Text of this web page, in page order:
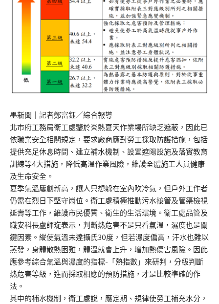
墨新聞 ｜記者鄭富鈺／綜合報導
北市府工務局衛工處鑒於炎熱夏天作業場所缺乏遮蔽，因此已
依職業安全相關規定，要求廠商應對勞工採取防護措施，包括
提供充足休息時間、建立補水機制、設置遮陽設施及落實教育
訓練等4大措施，降低高溫作業風險，維護全體施工人員健康
及生命安全。
夏季氣溫屢創新高，讓人只想躲在室內吹冷氣，但戶外工作者
仍需在烈日下堅守崗位。衛工處積極推動污水接管及管渠檢視
延壽等工作，維護市民優質、衛生的生活環境。衛工處品管及
職安科長盧師琁表示，判斷熱危害不是只看氣溫，濕度也是關
鍵因素。縱使氣溫未達攝氏30度，但若濕度偏高，汗水也難以
蒸發，身體散熱困難，體溫就會上升，增加熱傷害風險。因此
應參考綜合氣溫與濕度的指標-「熱指數」來研判，分級判斷
熱危害等級，進而採取相應的預防措施，才是比較準確的作
法。
其中的補水機制，衛工處說，應定期、規律使勞工補充水分，